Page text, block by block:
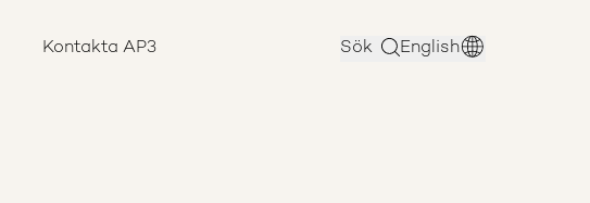
Kontakta AP3 Sök English